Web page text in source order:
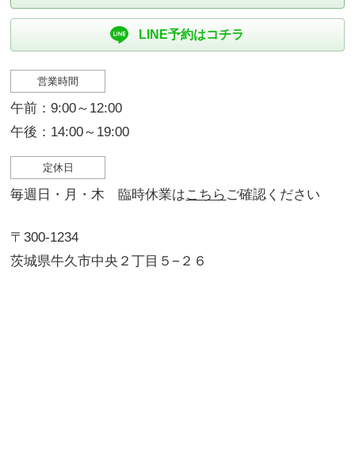
LINE予約はコチラ
営業時間
午前：9:00～12:00
午後：14:00～19:00
定休日
毎週日・月・木 臨時休業はこちら ご確認ください
〒300-1234
茨城県牛久市中央２丁目５−２６